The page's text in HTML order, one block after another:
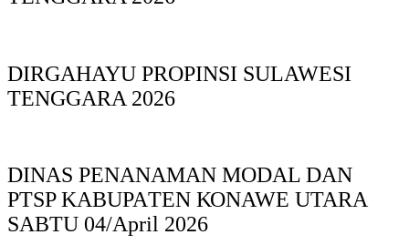
DIRGAHAYU PROPINSI SULAWESI
TENGGARA 2026
DINAS PΕΝΑΝΑΜAN MODAL DAN
PTSP KABUPAΤΕΝ ΚΟNAWE UTARA
SABTU 04/April 2026